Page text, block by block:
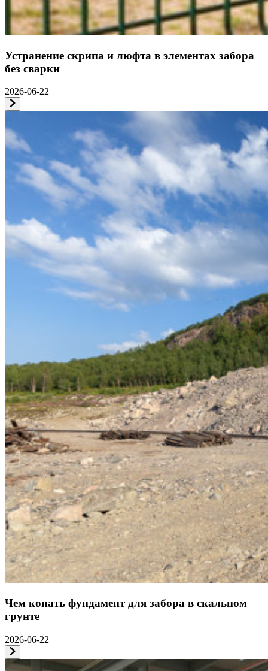
Устранение скрипа и люфта в элементах забора
без сварки
2026-06-22
Чем копать фундамент для забора в скальном
грунте
2026-06-22